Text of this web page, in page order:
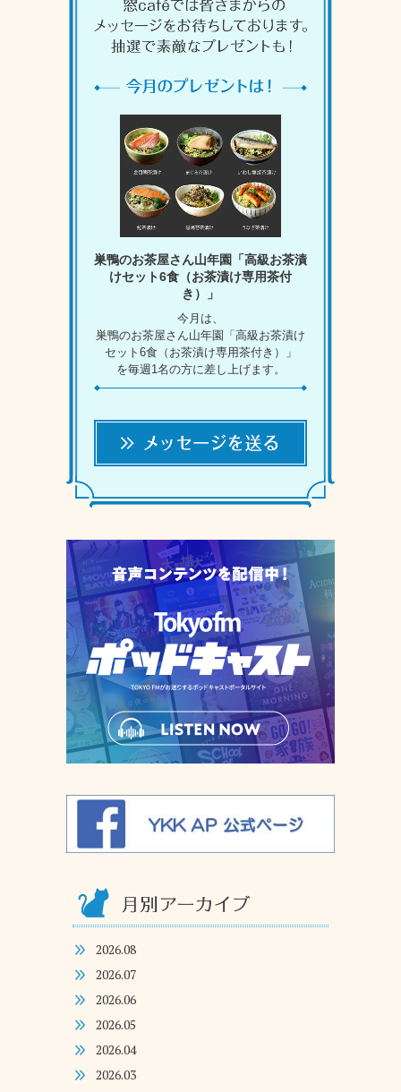
巣鴨のお茶屋さん山年園「高級お茶漬
けセット6食（お茶漬け専用茶付
き）」
今月は、
巣鴨のお茶屋さん山年園「高級お茶漬け
セット6食（お茶漬け専用茶付き）」
を毎週1名の方に差し上げます。
2026.08
2026.07
2026.06
2026.05
2026.04
2026.03